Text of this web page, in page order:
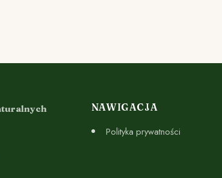
NAWIGACJA
Polityka prywatności